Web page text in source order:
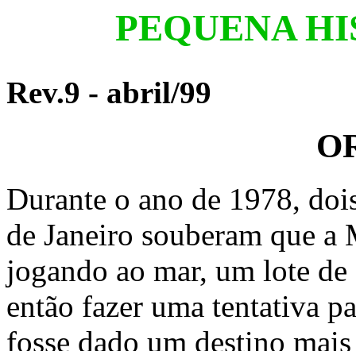
PEQUENA
Rev.9 - abril/99
Durante o ano de 1978,
de Janeiro souberam que
jogando ao mar, um lote
então fazer uma tentativa
fosse dado um destino